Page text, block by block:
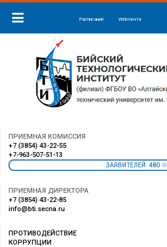
Расписание Web-почта
ПРИЕМНАЯ КОМИССИЯ
+7 (3854) 43-22-55
+7-963-507-51-13
ЗАЯВИТЕЛЕЙ: 480
ПРИЕМНАЯ ДИРЕКТОРА
+7 (3854) 43-22-85
info@bti.secna.ru
ПРОТИВОДЕЙСТВИЕ
КОРРУПЦИИ